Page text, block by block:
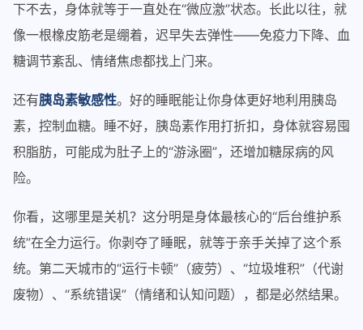
下不去，身体就等于一直处在“微应激”状态。长此以往，就
像一根橡皮筋老是绷着，迟早失去弹性——免疫力下降、血
糖调节紊乱、情绪焦虑都找上门来。
还有胰岛素敏感性。好的睡眠能让你身体更好地利用胰岛
素，控制血糖。睡不好，胰岛素作用打折扣，身体就容易囤
积脂肪，可能成为肚子上的“游泳圈”，还增加糖尿病的风
险。
你看，这哪里是关机？这分明是身体最核心的“后台维护系
统”在全力运行。你剥夺了睡眠，就等于亲手关掉了这个系
统。第二天城市的“运行卡顿”（疲劳）、“垃圾堆积”（代谢
废物）、“系统错误”（情绪和认知问题），都是必然结果。